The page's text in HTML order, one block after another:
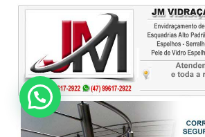
Clique Aqui!